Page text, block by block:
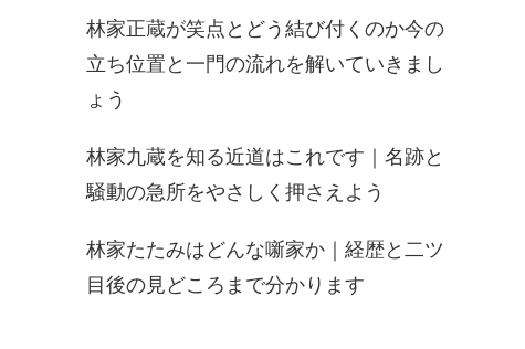
林家正蔵が笑点とどう結び付くのか今の
立ち位置と一門の流れを解いていきまし
ょう
林家九蔵を知る近道はこれです｜名跡と
騒動の急所をやさしく押さえよう
林家たたみはどんな噺家か｜経歴と二ツ
目後の見どころまで分かります